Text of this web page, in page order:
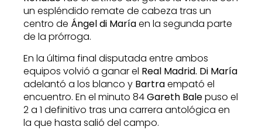
un espléndido remate de cabeza tras un
centro de Ángel di Maríaen la segunda parte
de la prórroga.
En la última final disputada entre ambos
equipos volvió a ganar el Real Madrid. Di María
adelantó a los blanco y Bartraempató el
encuentro. En el minuto 84Gareth Balepuso el
2 a 1 definitivo tras una carrera antológica en
la que hasta salió del campo.